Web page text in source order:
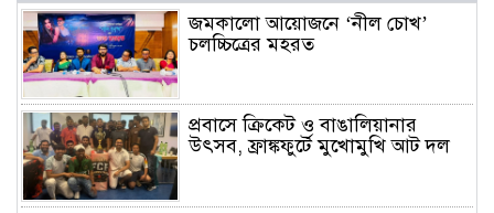
জমকালো আয়োজনে ‘নীল চোখ’
চলচ্চিত্রের মহরত
প্রবাসে ক্রিকেট ও বাঙালিয়ানার
উৎসব, ফ্রাঙ্কফুর্টে মুখোমুখি আট দল